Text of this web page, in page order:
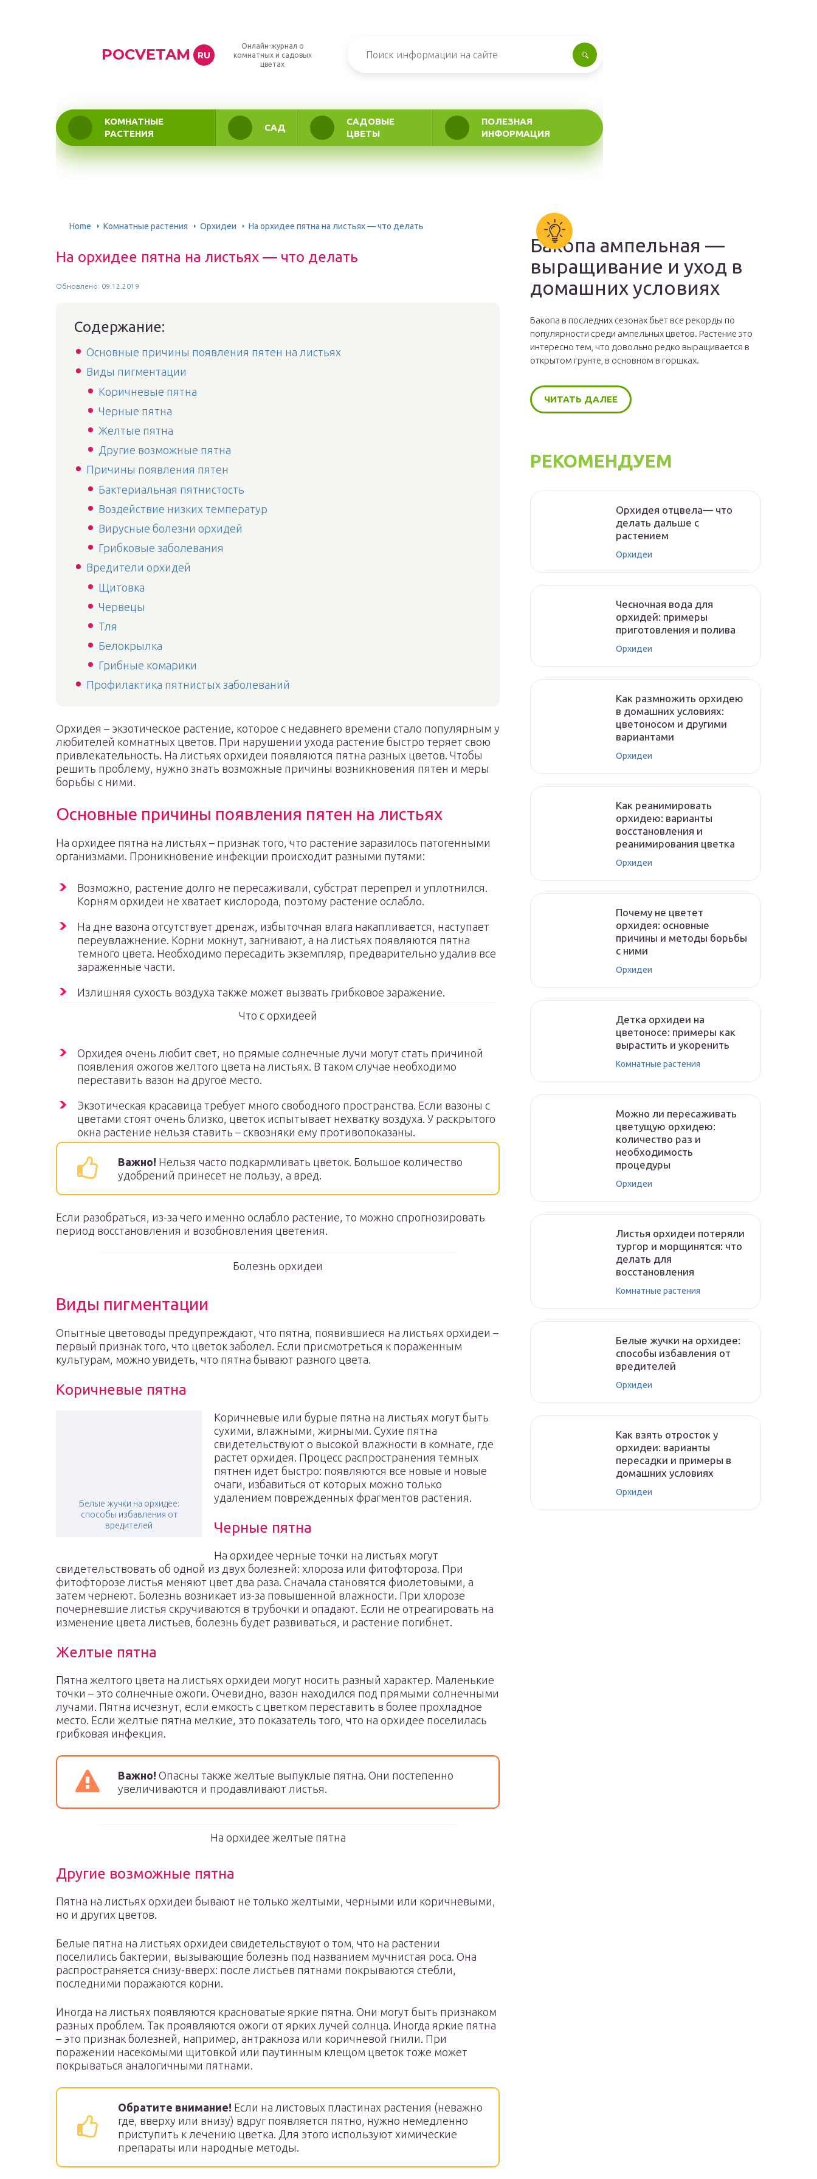
POCVETAM RU
Онлайн-журнал о
комнатных и садовых
цветах
КОМНАТНЫЕ
РАСТЕНИЯ
САД
САДОВЫЕ
ЦВЕТЫ
ПОЛЕЗНАЯ
ИНФОРМАЦИЯ
Home Комнатные растения Орхидеи На орхидее пятна на листьях — что делать
На орхидее пятна на листьях — что делать
Обновлено: 09.12.2019
Содержание:
Основные причины появления пятен на листьях
Виды пигментации
Коричневые пятна
Черные пятна
Желтые пятна
Другие возможные пятна
Причины появления пятен
Бактериальная пятнистость
Воздействие низких температур
Вирусные болезни орхидей
Грибковые заболевания
Вредители орхидей
Щитовка
Червецы
Тля
Белокрылка
Грибные комарики
Профилактика пятнистых заболеваний
Орхидея – экзотическое растение, которое с недавнего времени стало популярным у
любителей комнатных цветов. При нарушении ухода растение быстро теряет свою
привлекательность. На листьях орхидеи появляются пятна разных цветов. Чтобы
решить проблему, нужно знать возможные причины возникновения пятен и меры
борьбы с ними.
Основные причины появления пятен на листьях
На орхидее пятна на листьях – признак того, что растение заразилось патогенными
организмами. Проникновение инфекции происходит разными путями:
Возможно, растение долго не пересаживали, субстрат перепрел и уплотнился.
Корням орхидеи не хватает кислорода, поэтому растение ослабло.
На дне вазона отсутствует дренаж, избыточная влага накапливается, наступает
переувлажнение. Корни мокнут, загнивают, а на листьях появляются пятна
темного цвета. Необходимо пересадить экземпляр, предварительно удалив все
зараженные части.
Излишняя сухость воздуха также может вызвать грибковое заражение.
Что с орхидеей
Орхидея очень любит свет, но прямые солнечные лучи могут стать причиной
появления ожогов желтого цвета на листьях. В таком случае необходимо
переставить вазон на другое место.
Экзотическая красавица требует много свободного пространства. Если вазоны с
цветами стоят очень близко, цветок испытывает нехватку воздуха. У раскрытого
окна растение нельзя ставить – сквозняки ему противопоказаны.
Важно! Нельзя часто подкармливать цветок. Большое количество
удобрений принесет не пользу, а вред.
Если разобраться, из-за чего именно ослабло растение, то можно спрогнозировать
период восстановления и возобновления цветения.
Болезнь орхидеи
Виды пигментации
Опытные цветоводы предупреждают, что пятна, появившиеся на листьях орхидеи –
первый признак того, что цветок заболел. Если присмотреться к пораженным
культурам, можно увидеть, что пятна бывают разного цвета.
Коричневые пятна
Белые жучки на орхидее:
способы избавления от
вредителей
Коричневые или бурые пятна на листьях могут быть
сухими, влажными, жирными. Сухие пятна
свидетельствуют о высокой влажности в комнате, где
растет орхидея. Процесс распространения темных
пятнен идет быстро: появляются все новые и новые
очаги, избавиться от которых можно только
удалением поврежденных фрагментов растения.
Черные пятна
На орхидее черные точки на листьях могут
свидетельствовать об одной из двух болезней: хлороза или фитофтороза. При
фитофторозе листья меняют цвет два раза. Сначала становятся фиолетовыми, а
затем чернеют. Болезнь возникает из-за повышенной влажности. При хлорозе
почерневшие листья скручиваются в трубочки и опадают. Если не отреагировать на
изменение цвета листьев, болезнь будет развиваться, и растение погибнет.
Желтые пятна
Пятна желтого цвета на листьях орхидеи могут носить разный характер. Маленькие
точки – это солнечные ожоги. Очевидно, вазон находился под прямыми солнечными
лучами. Пятна исчезнут, если емкость с цветком переставить в более прохладное
место. Если желтые пятна мелкие, это показатель того, что на орхидее поселилась
грибковая инфекция.
Важно! Опасны также желтые выпуклые пятна. Они постепенно
увеличиваются и продавливают листья.
На орхидее желтые пятна
Другие возможные пятна
Пятна на листьях орхидеи бывают не только желтыми, черными или коричневыми,
но и других цветов.
Белые пятна на листьях орхидеи свидетельствуют о том, что на растении
поселились бактерии, вызывающие болезнь под названием мучнистая роса. Она
распространяется снизу-вверх: после листьев пятнами покрываются стебли,
последними поражаются корни.
Иногда на листьях появляются красноватые яркие пятна. Они могут быть признаком
разных проблем. Так проявляются ожоги от ярких лучей солнца. Иногда яркие пятна
– это признак болезней, например, антракноза или коричневой гнили. При
поражении насекомыми щитовкой или паутинным клещом цветок тоже может
покрываться аналогичными пятнами.
Обратите внимание! Если на листовых пластинах растения (неважно
где, вверху или внизу) вдруг появляется пятно, нужно немедленно
приступить к лечению цветка. Для этого используют химические
препараты или народные методы.
Бакопа ампельная —
выращивание и уход в
домашних условиях
Бакопа в последних сезонах бьет все рекорды по
популярности среди ампельных цветов. Растение это
интересно тем, что довольно редко выращивается в
открытом грунте, в основном в горшках.
ЧИТАТЬ ДАЛЕЕ
РЕКОМЕНДУЕМ
Орхидея отцвела— что
делать дальше с
растением
Орхидеи
Чесночная вода для
орхидей: примеры
приготовления и полива
Орхидеи
Как размножить орхидею
в домашних условиях:
цветоносом и другими
вариантами
Орхидеи
Как реанимировать
орхидею: варианты
восстановления и
реанимирования цветка
Орхидеи
Почему не цветет
орхидея: основные
причины и методы борьбы
с ними
Орхидеи
Детка орхидеи на
цветоносе: примеры как
вырастить и укоренить
Комнатные растения
Можно ли пересаживать
цветущую орхидею:
количество раз и
необходимость
процедуры
Орхидеи
Листья орхидеи потеряли
тургор и морщинятся: что
делать для
восстановления
Комнатные растения
Белые жучки на орхидее:
способы избавления от
вредителей
Орхидеи
Как взять отросток у
орхидеи: варианты
пересадки и примеры в
домашних условиях
Орхидеи